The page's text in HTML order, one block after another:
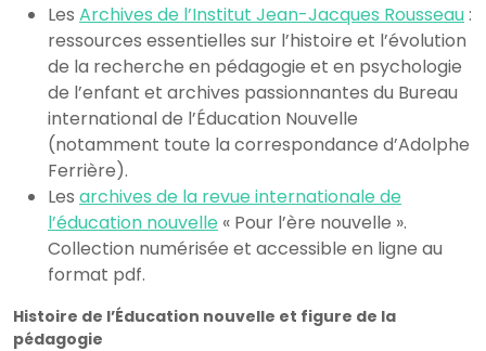
Les Archives de l’Institut Jean-Jacques Rousseau:
ressources essentielles sur l’histoire et l’évolution
de la recherche en pédagogie et en psychologie
de l’enfant et archives passionnantes du Bureau
international de l’Éducation Nouvelle
(notamment toute la correspondance d’Adolphe
Ferrière).
Les archives de la revue internationale de
l’éducation nouvelle « Pour l’ère nouvelle ».
Collection numérisée et accessible en ligne au
format pdf.
Histoire de l’Éducation nouvelle et figure de la
pédagogie